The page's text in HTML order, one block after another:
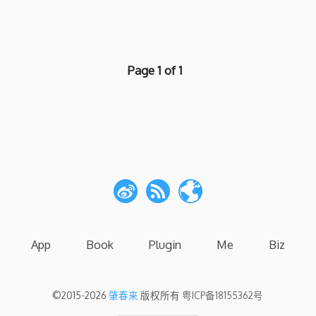
Page 1 of 1
App Book Plugin Me Biz
©2015-2026肇春来 版权所有粤ICP备18155362号